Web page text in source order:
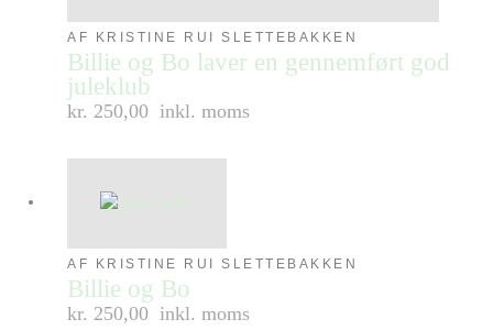
AF KRISTINE RUI SLETTEBAKKEN
Billie og Bo laver en gennemført god
juleklub
kr. 250,00 inkl. moms
AF KRISTINE RUI SLETTEBAKKEN
Billie og Bo
kr. 250,00 inkl. moms